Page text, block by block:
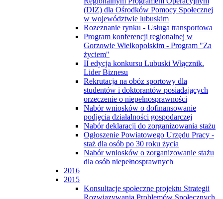
(DIZ) dla Ośrodków Pomocy Społecznej
w województwie lubuskim
Rozeznanie rynku - Usługa transportowa
Program konferencji regionalnej w
Gorzowie Wielkopolskim - Program "Za
życiem"
II edycja konkursu Lubuski Włącznik.
Lider Biznesu
Rekrutacja na obóz sportowy dla
studentów i doktorantów posiadających
orzeczenie o niepełnosprawności
Nabór wniosków o dofinansowanie
podjęcia działalności gospodarczej
Nabór deklaracji do zorganizowania stażu
Ogłoszenie Powiatowego Urzędu Pracy -
staż dla osób po 30 roku życia
Nabór wniosków o zorganizowanie stażu
dla osób niepełnosprawnych
2016
2015
Konsultacje społeczne projektu Strategii
Rozwiązywania Problemów Społecznych